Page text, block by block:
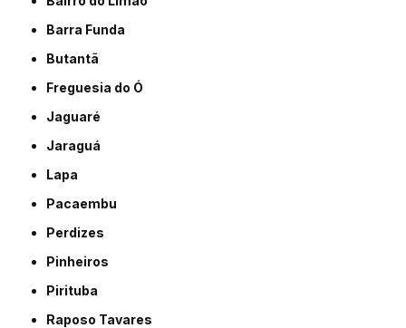
Barra Funda
Butantã
Freguesia do Ó
Jaguaré
Jaraguá
Lapa
Pacaembu
Perdizes
Pinheiros
Pirituba
Raposo Tavares